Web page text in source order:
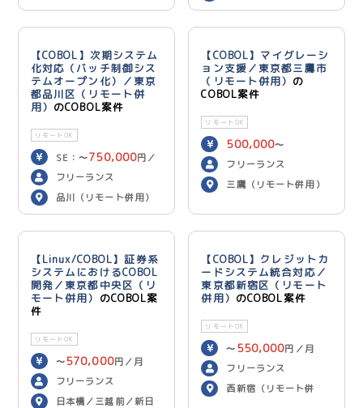
【COBOL】次期システム
化対応（バッチ制御シス
テムオープン化）／東京
都品川区（リモート併
用） のCOBOL案件
リモートOK
SE：〜750,000円／
月 PG：〜700,000
／月
フリーランス
品川（リモート併用）
【COBOL】マイグレーシ
ョン支援／東京都三鷹市
（リモート併用） の
COBOL案件
リモートOK
500,000〜
600,000 円／月
フリーランス
三鷹（リモート併用）
【Linux/COBOL】証券系
システムにおけるCOBOL
開発／東京都中央区（リ
モート併用） のCOBOL案
件
リモートOK
〜 570,000円／月
フリーランス
日本橋／三越前／新日
【COBOL】クレジットカ
ードシステム統合対応／
東京都新宿区（リモート
併用） のCOBOL案件
リモートOK
〜 550,000円／月
フリーランス
西新宿（リモート併